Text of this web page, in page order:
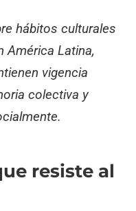
hábitos culturales
América Latina,
vigencia
colectiva y
resiste al